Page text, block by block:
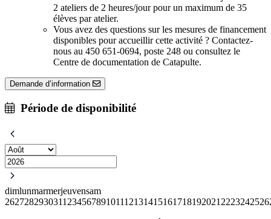
2 ateliers de 2 heures/jour pour un maximum de 35
élèves par atelier.
Vous avez des questions sur les mesures de financement
disponibles pour accueillir cette activité ? Contactez-
nous au 450 651-0694, poste 248 ou consultez le
Centre de documentation de Catapulte.
Demande d’information
Période de disponibilité
dimlunmarmerjeuvensam
2627282930311 23456789101112131415161718192021 2223242526